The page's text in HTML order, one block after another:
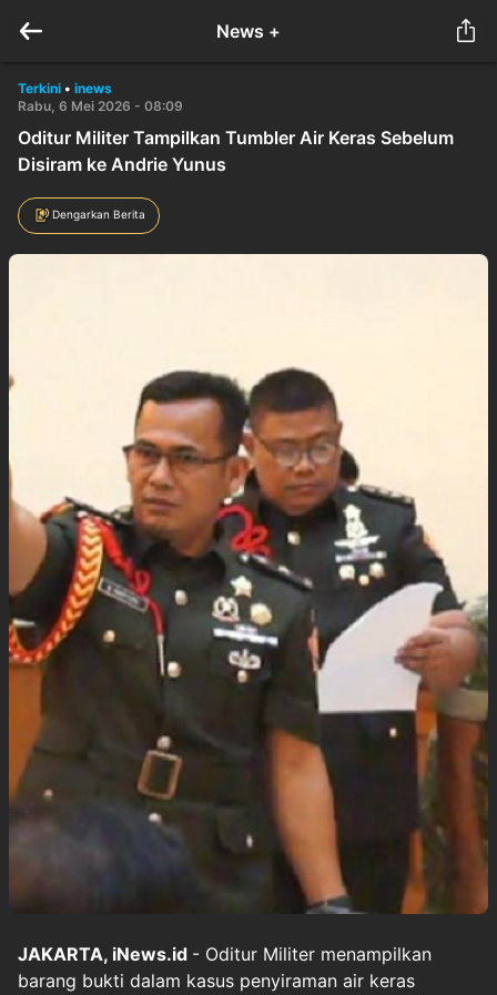
News +
Terkini • inews
Rabu, 6 Mei 2026 - 08:09
Oditur Militer Tampilkan Tumbler Air Keras Sebelum
Disiram ke Andrie Yunus
Dengarkan Berita
JAKARTA, iNews.id - Oditur Militer menampilkan
barang bukti dalam kasus penyiraman air keras